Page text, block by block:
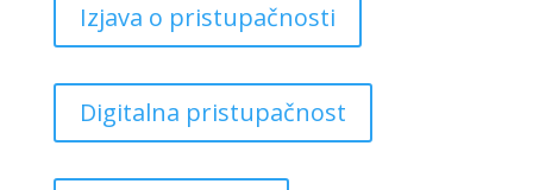
Izjava o pristupačnosti
Digitalna pristupačnost